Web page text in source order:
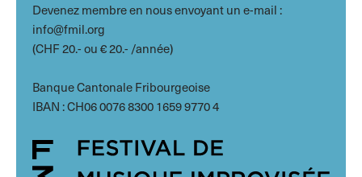
Devenez membre en nous envoyant un e-mail :
info@fmil.org
(CHF 20.- ou € 20.- /année)
Banque Cantonale Fribourgeoise
IBAN : CH06 0076 8300 1659 9770 4